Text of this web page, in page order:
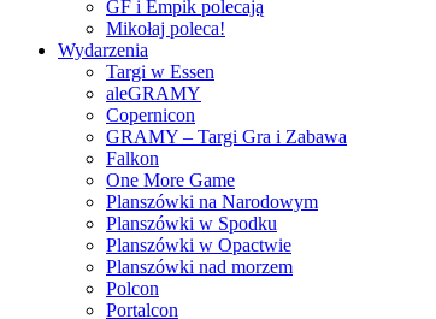
GF i Empik polecają
Mikołaj poleca!
Wydarzenia
Targi w Essen
aleGRAMY
Copernicon
GRAMY – Targi Gra i Zabawa
Falkon
One More Game
Planszówki na Narodowym
Planszówki w Spodku
Planszówki w Opactwie
Planszówki nad morzem
Polcon
Portalcon